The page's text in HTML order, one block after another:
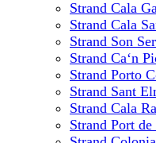
Strand Cala
Strand Cala
Strand Son
Strand Ca‘n
Strand Porto
Strand Sant
Strand Cala
Strand Port